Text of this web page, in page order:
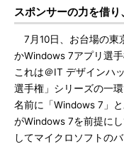
スポンサーの力を借
7月10日、お台場の東
かWindows 7アプリ選
これは＠IT デザインハ
選手権」シリーズの一
名前に「Windows 7」
がWindows 7を前提に
してマイクロソフトの